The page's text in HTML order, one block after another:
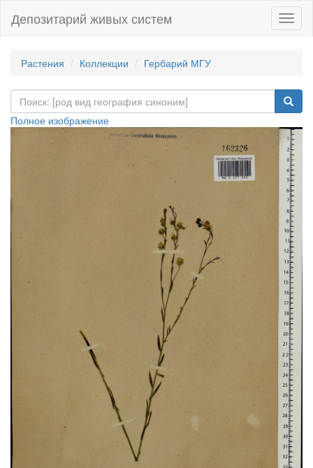
Депозитарий живых систем
Растения Коллекции Гербарий МГУ
Полное изображение